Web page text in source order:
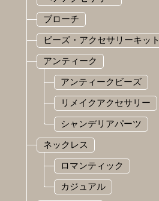
ブローチ
ビーズ・アクセサリーキット
アンティーク
アンティークビーズ
リメイクアクセサリー
シャンデリアパーツ
ネックレス
ロマンティック
カジュアル